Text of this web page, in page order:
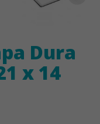
Dura
x 14